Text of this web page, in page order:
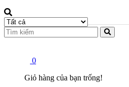
0
Giỏ hàng của bạn trống!